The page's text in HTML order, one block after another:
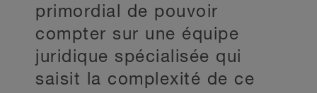
primordial de pouvoir
compter sur une équipe
juridique spécialisée qui
saisit la complexité de ce